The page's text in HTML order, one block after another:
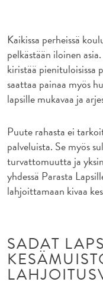
Kaikissa perheissä
pelkästään iloinen
kiristää pienituloisissa
saattaa painaa myös
lapsille mukavaa ja
Puute rahasta ei
palveluista. Se myös
turvattomuutta ja
yhdessä Parasta
lahjoittamaan kivaa
SADAT